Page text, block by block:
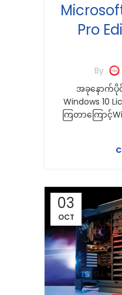
Pro
By
အခုနောက်ပို
Windows 10
ကြတာကြောင့်
03
OCT